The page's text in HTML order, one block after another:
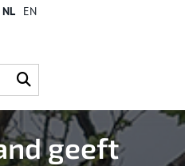
NL EN
geeft